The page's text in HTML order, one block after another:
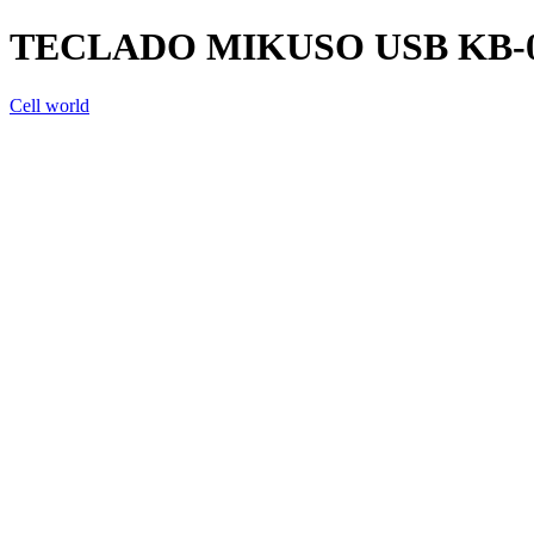
TECLADO MIKUSO USB KB-
Cell world